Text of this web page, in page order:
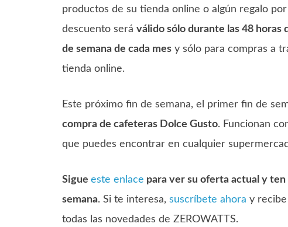
productos de su tienda online o algún regalo por
descuento será válido sólo durante las 48 horas
de semana de cada mesy sólo para compras a
tienda online.
Este próximo fin de semana, el primer fin de
compra de cafeteras Dolce Gusto. Funcionan
que puedes encontrar en cualquier
Sigue este enlace para ver su oferta actual y
semana. Si te interesa, suscríbete ahora y
todas las novedades de ZEROWATTS.